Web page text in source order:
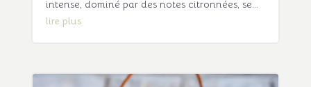
intense, dominé par des notes citronnées, se...
lire plus